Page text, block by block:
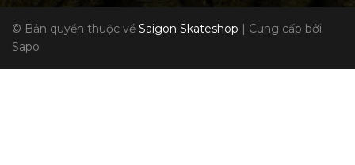
© Bản quyền thuộc về Saigon Skateshop | Cung cấp bởi
Sapo